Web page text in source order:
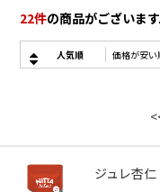
22件の商品がございます
人気順 価格が安い
ジュレ杏仁